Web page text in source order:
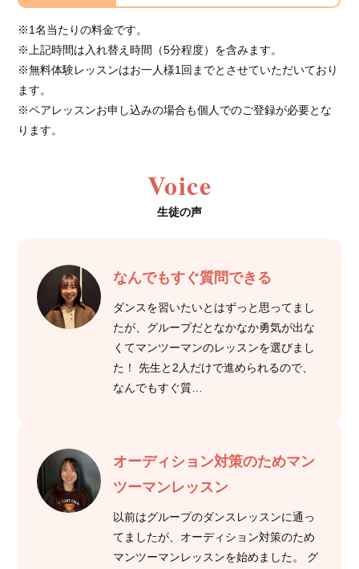
※1名当たりの料金です。
※上記時間は入れ替え時間（5分程度）を含みます。
※無料体験レッスンはお一人様1回までとさせていただいており
ます。
※ペアレッスンお申し込みの場合も個人でのご登録が必要とな
ります。
Voice
生徒の声
なんでもすぐ質問できる
ダンスを習いたいとはずっと思ってまし
たが、グループだとなかなか勇気が出な
くてマンツーマンのレッスンを選びまし
た！ 先生と2人だけで進められるので、
なんでもすぐ質…
オーディション対策のためマン
ツーマンレッスン
以前はグループのダンスレッスンに通っ
てましたが、オーディション対策のため
マンツーマンレッスンを始めました。 グ